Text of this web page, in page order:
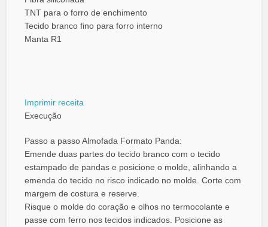
TNT para o forro de enchimento
Tecido branco fino para forro interno
Manta R1
Imprimir receita
Execução
Passo a passo Almofada Formato Panda:
Emende duas partes do tecido branco com o tecido
estampado de pandas e posicione o molde, alinhando a
emenda do tecido no risco indicado no molde. Corte com
margem de costura e reserve.
Risque o molde do coração e olhos no termocolante e
passe com ferro nos tecidos indicados. Posicione as